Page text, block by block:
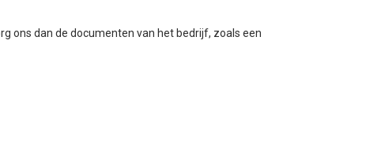
ons dan de documenten van het bedrijf, zoals een